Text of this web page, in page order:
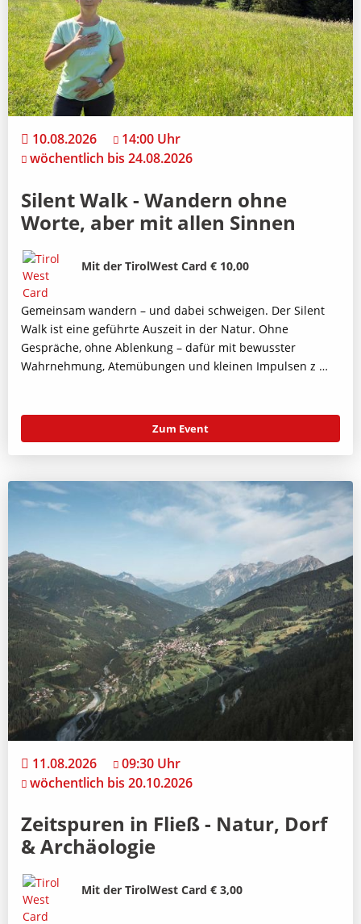
10.08.2026
14:00 Uhr
wöchentlich bis 24.08.2026
Silent Walk - Wandern ohne
Worte, aber mit allen Sinnen
Bild
Beschreibung
Mit der TirolWest Card € 10,00
Gemeinsam wandern – und dabei schweigen. Der Silent
Walk ist eine geführte Auszeit in der Natur. Ohne
Gespräche, ohne Ablenkung – dafür mit bewusster
Wahrnehmung, Atemübungen und kleinen Impulsen z …
Zum Event
11.08.2026
09:30 Uhr
wöchentlich bis 20.10.2026
Zeitspuren in Fließ - Natur, Dorf
& Archäologie
Bild
Beschreibung
Mit der TirolWest Card € 3,00